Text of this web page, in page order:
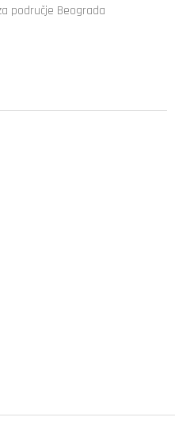
područje Beograda